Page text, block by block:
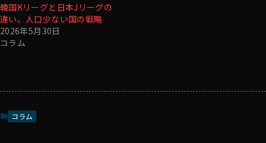
韓国Kリーグと日本Jリーグの
違い。人口少ない国の戦略
2026年5月30日
コラム
コラム